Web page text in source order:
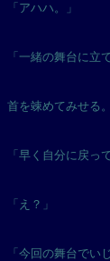
「アハハ。」
「一緒の舞台に立
首を竦めてみせる。
「早く自分に戻っ
「え？」
「今回の舞台でい